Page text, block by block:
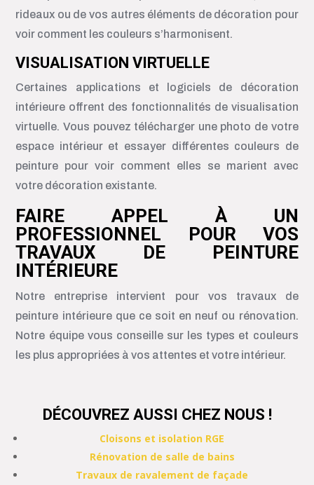
rideaux ou de vos autres éléments de décoration pour
voir comment les couleurs s’harmonisent.
VISUALISATION VIRTUELLE
Certaines applications et logiciels de décoration
intérieure offrent des fonctionnalités de visualisation
virtuelle. Vous pouvez télécharger une photo de votre
espace intérieur et essayer différentes couleurs de
peinture pour voir comment elles se marient avec
votre décoration existante.
FAIRE APPEL À UN
PROFESSIONNEL POUR VOS
TRAVAUX DE PEINTURE
INTÉRIEURE
Notre entreprise intervient pour vos travaux de
peinture intérieure que ce soit en neuf ou rénovation.
Notre équipe vous conseille sur les types et couleurs
les plus appropriées à vos attentes et votre intérieur.
DÉCOUVREZ AUSSI CHEZ NOUS !
Cloisons et isolation RGE
Rénovation de salle de bains
Travaux de ravalement de façade